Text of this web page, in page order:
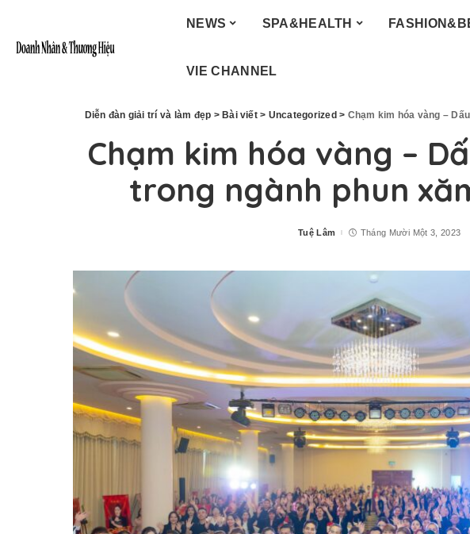
NEWS SPA&HEALTH
VIE CHANNEL
Diễn đàn giải trí và làm đẹp > Bài viết> Uncategorized > Chạm kim hóa vàng –
Chạm kim hóa vàng –
trong ngành phun
Posted
Tuệ Lâm Tháng Mười Một 3, 2023